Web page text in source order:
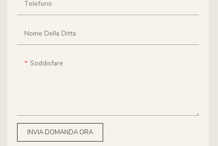
Telefono
Nome Della Ditta
Soddisfare
INVIA DOMANDA ORA